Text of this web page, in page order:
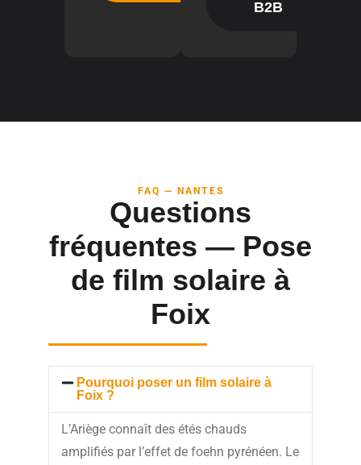
B2B
FAQ — NANTES
Questions
fréquentes — Pose
de film solaire à
Foix
Pourquoi poser un film solaire à
Foix ?
L’Ariège connaît des étés chauds
amplifiés par l’effet de foehn pyrénéen. Le